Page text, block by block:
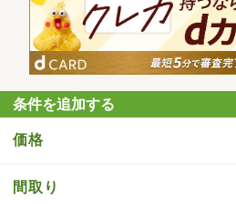
条件を追加する
価格
間取り